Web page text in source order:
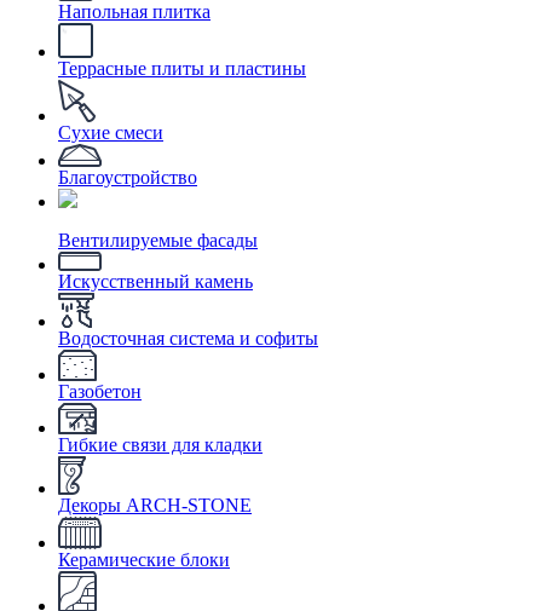
Напольная плитка
Террасные плиты и пластины
Сухие смеси
Благоустройство
Вентилируемые фасады
Искусственный камень
Водосточная система и софиты
Газобетон
Гибкие связи для кладки
Декоры ARCH-STONE
Керамические блоки